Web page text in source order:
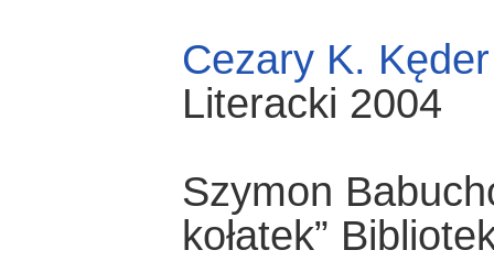
Cezary K. Kęder
Literacki 2004
Szymon
kołatek”